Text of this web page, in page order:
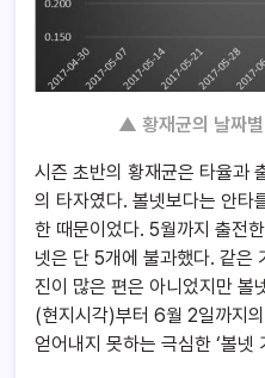
▲ 황재균의 날짜
시즌 초반의 황재균은 타율과
의 타자였다. 볼넷보다는 안타
한 때문이었다. 5월까지 출전
넷은 단 5개에 불과했다. 같은
진이 많은 편은 아니었지만
(현지시각)부터 6월 2일까지
얻어내지 못하는 극심한 ‘볼넷